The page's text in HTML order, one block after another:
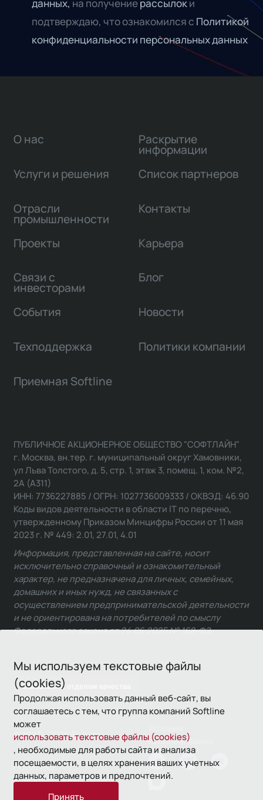
данных, на получениерассылоки
подтверждаю, что ознакомился с Политикой
конфиденциальности персональных данных
Мы используем текстовые файлы
(cookies)
Продолжая использовать данный веб-сайт, вы
соглашаетесь с тем, что группа компаний Softline
может
использовать текстовые файлы (cookies)
, необходимые для работы сайта и анализа
посещаемости, в целях хранения ваших учетных
данных, параметров и предпочтений.
Принять
О нас
Услуги и решения
Отрасли
промышленности
Проекты
Связи с
инвесторами
Раскрытие
информации
Список партнеров
Контакты
Карьера
Блог
События Новости
Техподдержка Политики компании
Приемная Softline
Связаться с отделом качества
ПУБЛИЧНОЕ АКЦИОНЕРНОЕ ОБЩЕСТВО "СОФТЛАЙН"
г. Москва, вн.тер. г. муниципальный округ Хамовники,
ул Льва Толстого, д. 5, стр. 1, этаж 3, помещ. 1, ком. №2,
2А (А311)
ИНН: 7736227885 / ОГРН: 1027736009333 / ОКВЭД: 46.90
Коды видов деятельности в области IT по перечню,
утвержденному Приказом Минцифры России от 11 мая
2023 г. № 449: 2.01, 27.01, 4.01
Информация, представленная на сайте, носит
исключительно справочный и ознакомительный
характер, не предназначена для личных, семейных,
домашних и иных нужд, не связанных с
осуществлением предпринимательской деятельности
и не ориентирована на потребителей по смыслу
Федерального закона от 24.06.2025 № 168-ФЗ.
© 1993—2026 Softline
использования
Политика
конфиденциальности